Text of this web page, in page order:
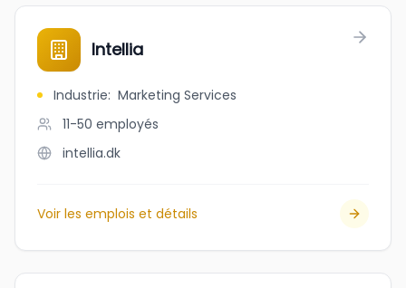
Intellia
Industrie: Marketing Services
11-50 employés
intellia.dk
Voir les emplois et détails